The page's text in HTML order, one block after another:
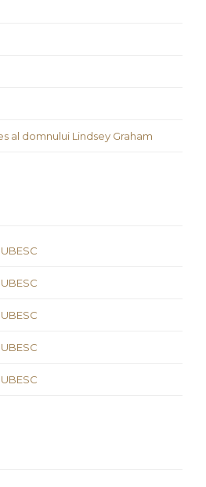
al domnului Lindsey Graham